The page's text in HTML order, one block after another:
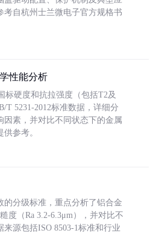
考自杭州士兰微电子官方规格书
性能分析
标硬度和抗拉强度（包括T2及
T 5231-2012标准数据，详细分
因素，并对比不同状态下的金属
参考。
的分级标准，重点分析了铝合金
度（Ra 3.2-6.3μm），并对比不
来源包括ISO 8503-1标准和行业